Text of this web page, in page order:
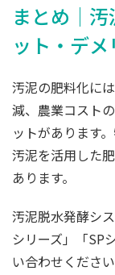
まとめ│汚
ット・デ
汚泥の肥料化に
減、農業コスト
ットがあります
汚泥を活用した
あります。
汚泥脱水発酵シ
シリーズ」「SP
い合わせください